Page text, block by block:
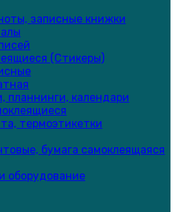
записные книжки
(Стикеры)
планнинги, календари
термоэтикетки
бумага самоклеящаяся
оборудование